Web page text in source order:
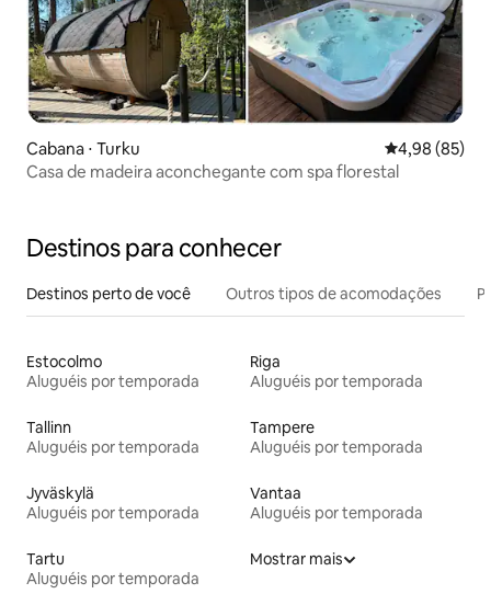
Cabana ⋅ Turku 4,98 de uma
4,98 (85)
Casa de madeira aconchegante com spa florestal
Destinos para conhecer
Destinos perto de você Outros tipos de acomodações
Estocolmo
Aluguéis por temporada
Riga
Aluguéis por temporada
Tallinn
Aluguéis por temporada
Tampere
Aluguéis por temporada
Jyväskylä
Aluguéis por temporada
Vantaa
Aluguéis por temporada
Tartu
Aluguéis por temporada
Mostrar mais